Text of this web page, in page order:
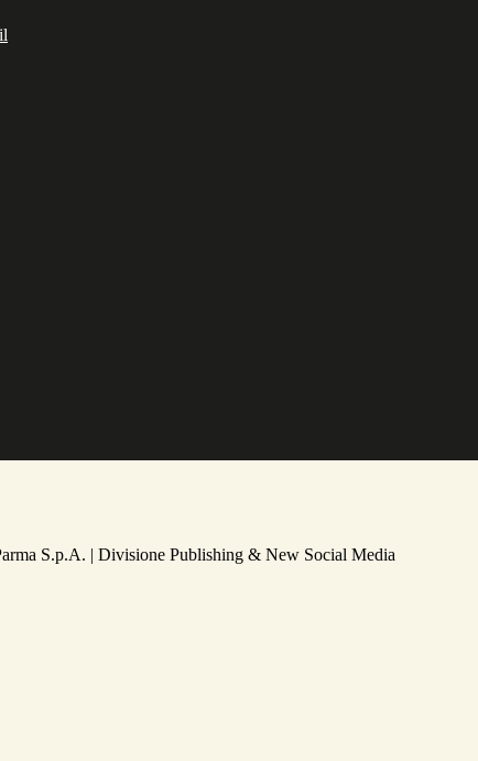
S.p.A. | Divisione Publishing & New Social Media